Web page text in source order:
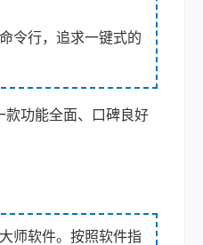
令行，追求一键式的
款功能全面、口碑良好
师软件。按照软件指